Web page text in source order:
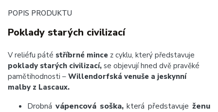
POPIS PRODUKTU
Poklady starých civilizací
V reliéfu páté stříbrné mince z cyklu, který představuje
poklady starých civilizací, se objevují hned dvě pravěké
pamětihodnosti – Willendorfská venuše a jeskynní
malby z Lascaux.
Drobná vápencová soška,která představuježenu